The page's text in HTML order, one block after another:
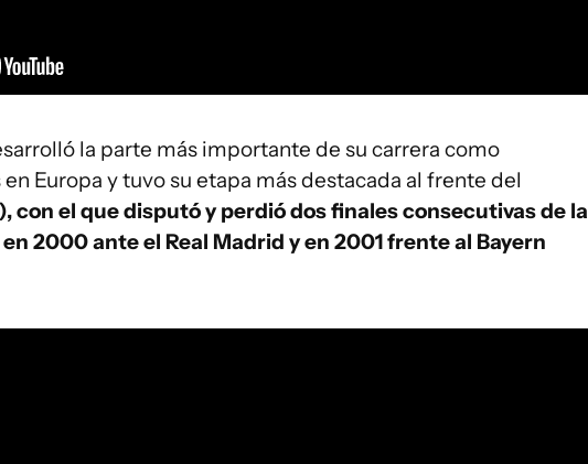
la parte más importante de su carrera como
Europa y tuvo su etapa más destacada al frente del
con el que disputó y perdió dos finales consecutivas de la
2000 ante el Real Madrid y en 2001 frente al Bayern